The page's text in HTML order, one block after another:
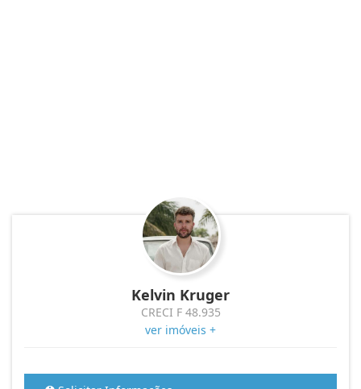
Kelvin Kruger
CRECI F 48.935
ver imóveis +